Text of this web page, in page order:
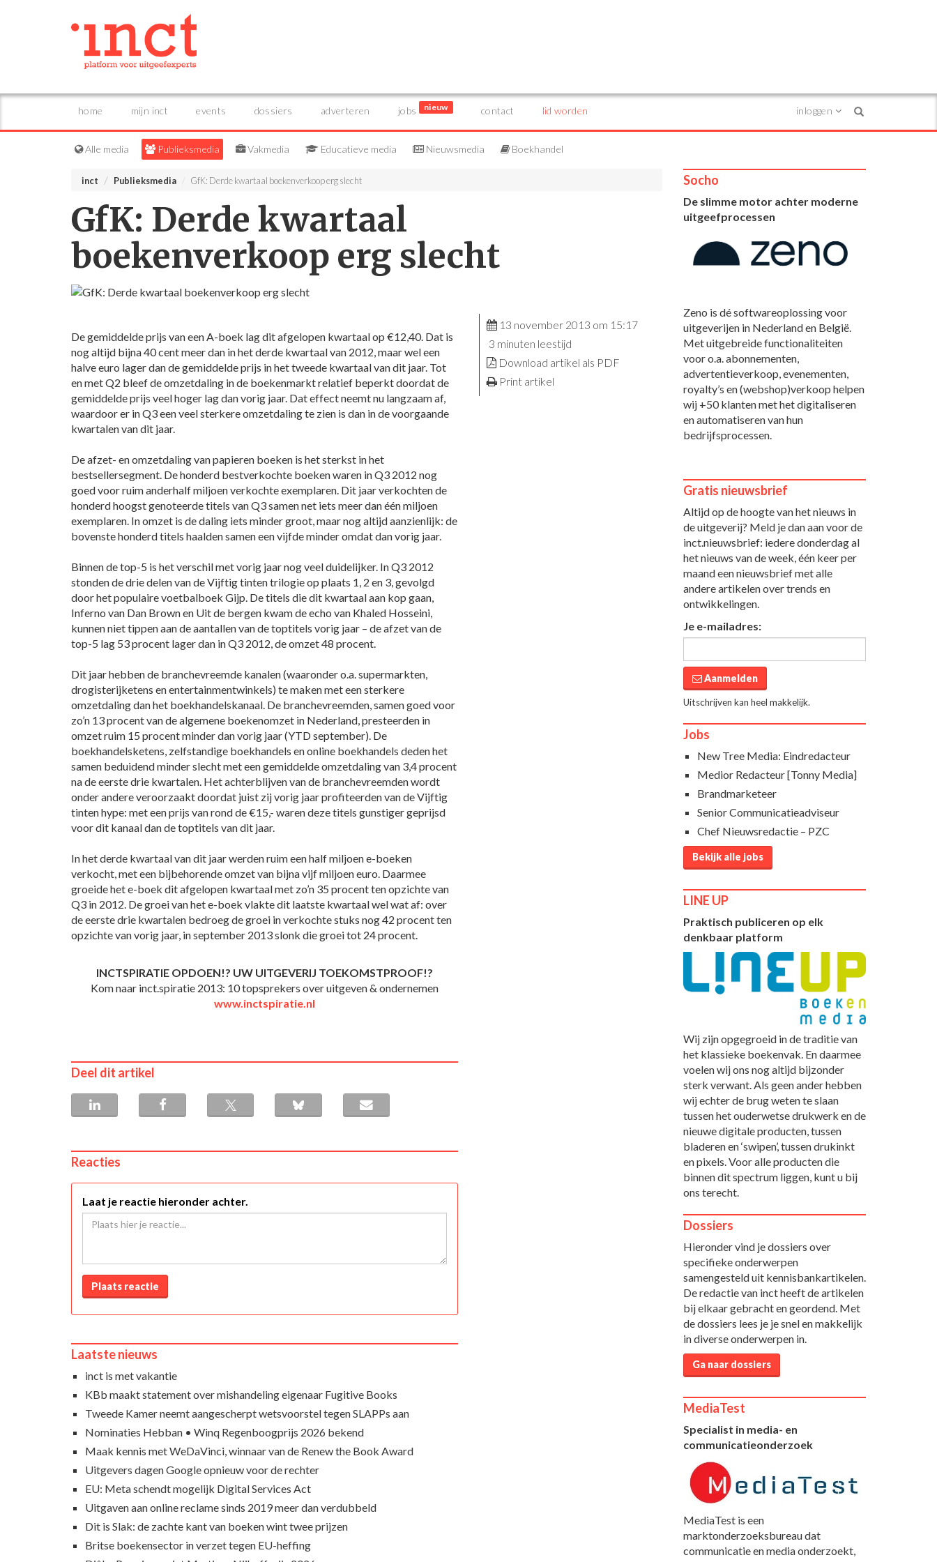
home mijn inct events dossiers adverteren jobs nieuw contact lid worden inloggen
Alle media Publieksmedia Vakmedia Educatieve media Nieuwsmedia Boekhandel
inct Publieksmedia GfK: Derde kwartaal boekenverkoop erg slecht
GfK: Derde kwartaal
boekenverkoop erg slecht
De gemiddelde prijs van een A-boek lag dit afgelopen kwartaal op €12,40. Dat is
nog altijd bijna 40 cent meer dan in het derde kwartaal van 2012, maar wel een
halve euro lager dan de gemiddelde prijs in het tweede kwartaal van dit jaar. Tot
en met Q2 bleef de omzetdaling in de boekenmarkt relatief beperkt doordat de
gemiddelde prijs veel hoger lag dan vorig jaar. Dat effect neemt nu langzaam af,
waardoor er in Q3 een veel sterkere omzetdaling te zien is dan in de voorgaande
kwartalen van dit jaar.
De afzet- en omzetdaling van papieren boeken is het sterkst in het
bestsellersegment. De honderd bestverkochte boeken waren in Q3 2012 nog
goed voor ruim anderhalf miljoen verkochte exemplaren. Dit jaar verkochten de
honderd hoogst genoteerde titels van Q3 samen net iets meer dan één miljoen
exemplaren. In omzet is de daling iets minder groot, maar nog altijd aanzienlijk: de
bovenste honderd titels haalden samen een vijfde minder omdat dan vorig jaar.
Binnen de top-5 is het verschil met vorig jaar nog veel duidelijker. In Q3 2012
stonden de drie delen van de Vijftig tinten trilogie op plaats 1, 2 en 3, gevolgd
door het populaire voetbalboek Gijp. De titels die dit kwartaal aan kop gaan,
Inferno van Dan Brown en Uit de bergen kwam de echo van Khaled Hosseini,
kunnen niet tippen aan de aantallen van de toptitels vorig jaar – de afzet van de
top-5 lag 53 procent lager dan in Q3 2012, de omzet 48 procent.
Dit jaar hebben de branchevreemde kanalen (waaronder o.a. supermarkten,
drogisterijketens en entertainmentwinkels) te maken met een sterkere
omzetdaling dan het boekhandelskanaal. De branchevreemden, samen goed voor
zo’n 13 procent van de algemene boekenomzet in Nederland, presteerden in
omzet ruim 15 procent minder dan vorig jaar (YTD september). De
boekhandelsketens, zelfstandige boekhandels en online boekhandels deden het
samen beduidend minder slecht met een gemiddelde omzetdaling van 3,4 procent
na de eerste drie kwartalen. Het achterblijven van de branchevreemden wordt
onder andere veroorzaakt doordat juist zij vorig jaar profiteerden van de Vijftig
tinten hype: met een prijs van rond de €15,- waren deze titels gunstiger geprijsd
voor dit kanaal dan de toptitels van dit jaar.
In het derde kwartaal van dit jaar werden ruim een half miljoen e-boeken
verkocht, met een bijbehorende omzet van bijna vijf miljoen euro. Daarmee
groeide het e-boek dit afgelopen kwartaal met zo’n 35 procent ten opzichte van
Q3 in 2012. De groei van het e-boek vlakte dit laatste kwartaal wel wat af: over
de eerste drie kwartalen bedroeg de groei in verkochte stuks nog 42 procent ten
opzichte van vorig jaar, in september 2013 slonk die groei tot 24 procent.
INCTSPIRATIE OPDOEN!? UW UITGEVERIJ TOEKOMSTPROOF!?
Kom naar inct.spiratie 2013: 10 topsprekers over uitgeven & ondernemen
www.inctspiratie.nl
13 november 2013 om 15:17
3 minuten leestijd
Download artikel als PDF
Print artikel
Deel dit artikel
Reacties
Laat je reactie hieronder achter.
Plaats reactie
Laatste nieuws
inct is met vakantie
KBb maakt statement over mishandeling eigenaar Fugitive Books
Tweede Kamer neemt aangescherpt wetsvoorstel tegen SLAPPs aan
Nominaties Hebban • Winq Regenboogprijs 2026 bekend
Maak kennis met WeDaVinci, winnaar van de Renew the Book Award
Uitgevers dagen Google opnieuw voor de rechter
EU: Meta schendt mogelijk Digital Services Act
Uitgaven aan online reclame sinds 2019 meer dan verdubbeld
Dit is Slak: de zachte kant van boeken wint twee prijzen
Britse boekensector in verzet tegen EU-heffing
Socho
De slimme motor achter moderne
uitgeefprocessen
Zeno is dé softwareoplossing voor
uitgeverijen in Nederland en België.
Met uitgebreide functionaliteiten
voor o.a. abonnementen,
advertentieverkoop, evenementen,
royalty’s en (webshop)verkoop helpen
wij +50 klanten met het digitaliseren
en automatiseren van hun
bedrijfsprocessen.
Gratis nieuwsbrief
Altijd op de hoogte van het nieuws in
de uitgeverij? Meld je dan aan voor de
inct.nieuwsbrief: iedere donderdag al
het nieuws van de week, één keer per
maand een nieuwsbrief met alle
andere artikelen over trends en
ontwikkelingen.
Je e-mailadres:
Aanmelden
Uitschrijven kan heel makkelijk.
Jobs
New Tree Media: Eindredacteur
Medior Redacteur [Tonny Media]
Brandmarketeer
Senior Communicatieadviseur
Chef Nieuwsredactie – PZC
Bekijk alle jobs
LINE UP
Praktisch publiceren op elk
denkbaar platform
Wij zijn opgegroeid in de traditie van
het klassieke boekenvak. En daarmee
voelen wij ons nog altijd bijzonder
sterk verwant. Als geen ander hebben
wij echter de brug weten te slaan
tussen het ouderwetse drukwerk en de
nieuwe digitale producten, tussen
bladeren en ‘swipen’, tussen drukinkt
en pixels. Voor alle producten die
binnen dit spectrum liggen, kunt u bij
ons terecht.
Dossiers
Hieronder vind je dossiers over
specifieke onderwerpen
samengesteld uit kennisbankartikelen.
De redactie van inct heeft de artikelen
bij elkaar gebracht en geordend. Met
de dossiers lees je je snel en makkelijk
in diverse onderwerpen in.
Ga naar dossiers
MediaTest
Specialist in media- en
communicatieonderzoek
MediaTest is een
marktonderzoeksbureau dat
communicatie en media onderzoekt,